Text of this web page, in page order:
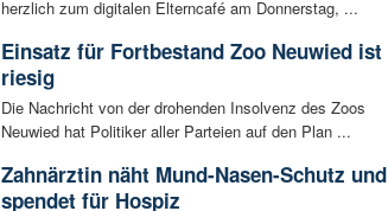
herzlich zum digitalen Elterncafé am Donnerstag, ...
Einsatz für Fortbestand Zoo Neuwied ist
riesig
Die Nachricht von der drohenden Insolvenz des Zoos
Neuwied hat Politiker aller Parteien auf den Plan ...
Zahnärztin näht Mund-Nasen-Schutz und
spendet für Hospiz